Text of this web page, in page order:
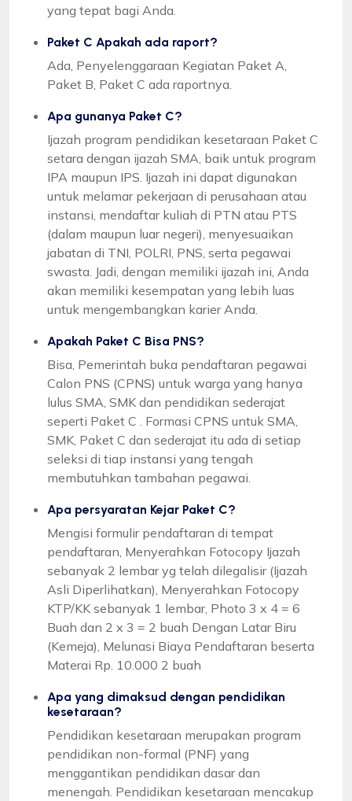
yang tepat bagi Anda.
Paket C Apakah ada raport?
Ada, Penyelenggaraan Kegiatan Paket A,
Paket B, Paket C ada raportnya.
Apa gunanya Paket C?
Ijazah program pendidikan kesetaraan Paket C
setara dengan ijazah SMA, baik untuk program
IPA maupun IPS. Ijazah ini dapat digunakan
untuk melamar pekerjaan di perusahaan atau
instansi, mendaftar kuliah di PTN atau PTS
(dalam maupun luar negeri), menyesuaikan
jabatan di TNI, POLRI, PNS, serta pegawai
swasta. Jadi, dengan memiliki ijazah ini, Anda
akan memiliki kesempatan yang lebih luas
untuk mengembangkan karier Anda.
Apakah Paket C Bisa PNS?
Bisa, Pemerintah buka pendaftaran pegawai
Calon PNS (CPNS) untuk warga yang hanya
lulus SMA, SMK dan pendidikan sederajat
seperti Paket C . Formasi CPNS untuk SMA,
SMK, Paket C dan sederajat itu ada di setiap
seleksi di tiap instansi yang tengah
membutuhkan tambahan pegawai.
Apa persyaratan Kejar Paket C?
Mengisi formulir pendaftaran di tempat
pendaftaran, Menyerahkan Fotocopy Ijazah
sebanyak 2 lembar yg telah dilegalisir (Ijazah
Asli Diperlihatkan), Menyerahkan Fotocopy
KTP/KK sebanyak 1 lembar, Photo 3 x 4 = 6
Buah dan 2 x 3 = 2 buah Dengan Latar Biru
(Kemeja), Melunasi Biaya Pendaftaran beserta
Materai Rp. 10.000 2 buah
Apa yang dimaksud dengan pendidikan
kesetaraan?
Pendidikan kesetaraan merupakan program
pendidikan non-formal (PNF) yang
menggantikan pendidikan dasar dan
menengah. Pendidikan kesetaraan mencakup